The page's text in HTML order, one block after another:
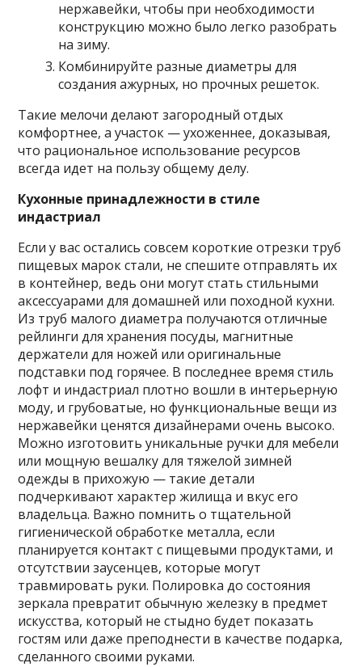
нержавейки, чтобы при необходимости
конструкцию можно было легко разобрать
на зиму.
Комбинируйте разные диаметры для
создания ажурных, но прочных решеток.
Такие мелочи делают загородный отдых
комфортнее, а участок — ухоженнее, доказывая,
что рациональное использование ресурсов
всегда идет на пользу общему делу.
Кухонные принадлежности в стиле
индастриал
Если у вас остались совсем короткие отрезки труб
пищевых марок стали, не спешите отправлять их
в контейнер, ведь они могут стать стильными
аксессуарами для домашней или походной кухни.
Из труб малого диаметра получаются отличные
рейлинги для хранения посуды, магнитные
держатели для ножей или оригинальные
подставки под горячее. В последнее время стиль
лофт и индастриал плотно вошли в интерьерную
моду, и грубоватые, но функциональные вещи из
нержавейки ценятся дизайнерами очень высоко.
Можно изготовить уникальные ручки для мебели
или мощную вешалку для тяжелой зимней
одежды в прихожую — такие детали
подчеркивают характер жилища и вкус его
владельца. Важно помнить о тщательной
гигиенической обработке металла, если
планируется контакт с пищевыми продуктами, и
отсутствии заусенцев, которые могут
травмировать руки. Полировка до состояния
зеркала превратит обычную железку в предмет
искусства, который не стыдно будет показать
гостям или даже преподнести в качестве подарка,
сделанного своими руками.